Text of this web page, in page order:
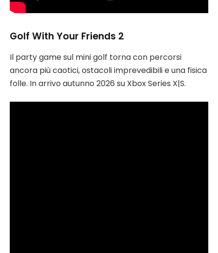
Golf With Your Friends 2
Il party game sul mini golf torna con percorsi
ancora più caotici, ostacoli imprevedibili e una fisica
folle. In arrivo autunno 2026 su Xbox Series X|S.